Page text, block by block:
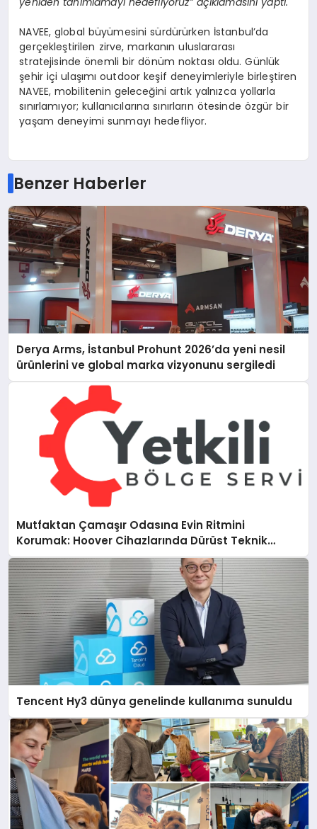
NAVEE, global büyümesini sürdürürken İstanbul’da
gerçekleştirilen zirve, markanın uluslararası
stratejisinde önemli bir dönüm noktası oldu. Günlük
şehir içi ulaşımı outdoor keşif deneyimleriyle birleştiren
NAVEE, mobilitenin geleceğini artık yalnızca yollarla
sınırlamıyor; kullanıcılarına sınırların ötesinde özgür bir
yaşam deneyimi sunmayı hedefliyor.
Benzer Haberler
Derya Arms, İstanbul Prohunt 2026’da yeni nesil
ürünlerini ve global marka vizyonunu sergiledi
Mutfaktan Çamaşır Odasına Evin Ritmini
Korumak: Hoover Cihazlarında Dürüst Teknik
Destek Deneyimi
Tencent Hy3 dünya genelinde kullanıma sunuldu